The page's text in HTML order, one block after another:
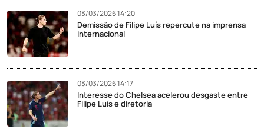
03/03/2026 14:20
Demissão de Filipe Luís repercute na imprensa
internacional
03/03/2026 14:17
Interesse do Chelsea acelerou desgaste entre
Filipe Luís e diretoria